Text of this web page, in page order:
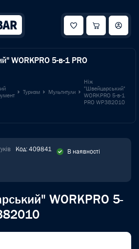
WORKPRO 5-в-1 PRO
Туризм Мультитули
Ніж
"Швейцарський"
WORKPRO 5-в-1
PRO WP382010
Код: 409841 В наявності
WORKPRO 5-